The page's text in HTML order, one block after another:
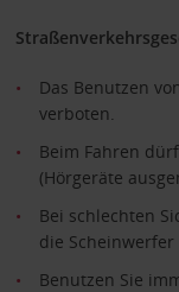
Das Benutzen
verboten.
Beim Fahren
(Hörgeräte
Bei schlechten
die Scheinwerfer
Benutzen Sie